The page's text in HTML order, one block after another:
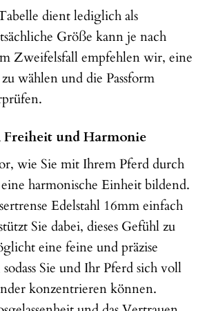
dient lediglich als
Größe kann je nach
Zweifelsfall empfehlen wir, eine
wählen und die Passform
und Harmonie
wie Sie mit Ihrem Pferd durch
harmonische Einheit bildend.
Edelstahl 16mm einfach
Sie dabei, dieses Gefühl zu
eine feine und präzise
Sie und Ihr Pferd sich voll
konzentrieren können.